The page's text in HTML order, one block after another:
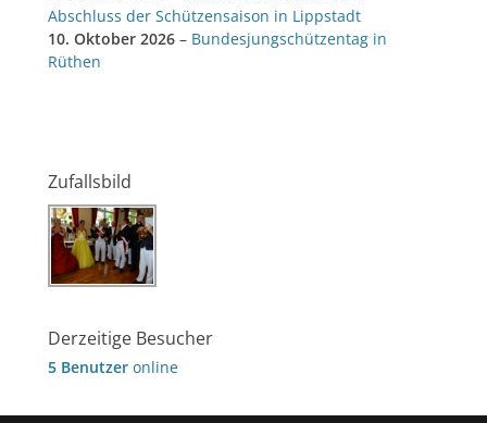
Abschluss der Schützensaison in Lippstadt
10. Oktober 2026 – Bundesjungschützentag in
Rüthen
Zufallsbild
Derzeitige Besucher
5 Benutzer online